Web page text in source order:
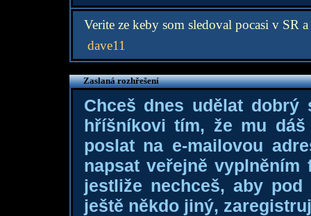
Verite ze keby som sledoval pocasi v SR
dave11
Zaslaná rozhřešení
Chceš dnes udělat dobrý
hříšníkovi tím, že mu
poslat na e-mailovou
napsat veřejně
jestliže nechceš, aby
ještě někdo jiný,